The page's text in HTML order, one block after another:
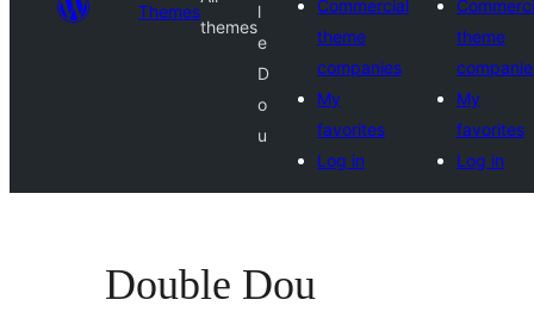
Themes
themes
l
e
D
o
u
Commercial
theme
companies
My
favorites
Log in
theme
My
favorites
Log in
Double Dou